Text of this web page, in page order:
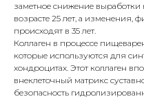
заметное снижение выработки
возрасте 25 лет, а изменения,
происходят в 35 лет.
Коллаген в процессе
которые используются для
хондроцитах. Этот коллаген
внеклеточный матрикс
безопасность